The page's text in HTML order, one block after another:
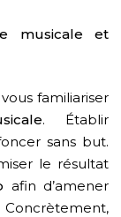
musicale et
familiariser
. Établir
sans but.
le résultat
afin d’amener